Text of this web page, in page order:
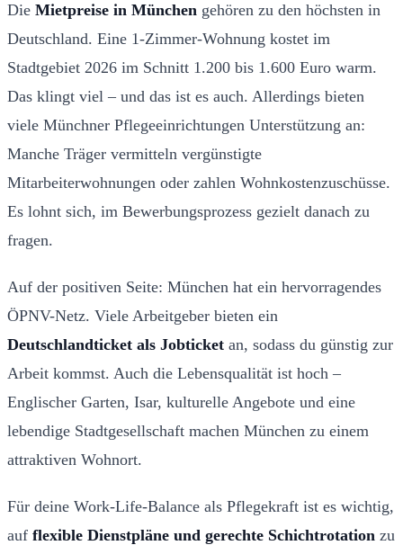
Die Mietpreise in München gehören zu den höchsten in
Deutschland. Eine 1-Zimmer-Wohnung kostet im
Stadtgebiet 2026 im Schnitt 1.200 bis 1.600 Euro warm.
Das klingt viel – und das ist es auch. Allerdings bieten
viele Münchner Pflegeeinrichtungen Unterstützung an:
Manche Träger vermitteln vergünstigte
Mitarbeiterwohnungen oder zahlen Wohnkostenzuschüsse.
Es lohnt sich, im Bewerbungsprozess gezielt danach zu
fragen.
Auf der positiven Seite: München hat ein hervorragendes
ÖPNV-Netz. Viele Arbeitgeber bieten ein
Deutschlandticket als Jobticket an, sodass du günstig zur
Arbeit kommst. Auch die Lebensqualität ist hoch –
Englischer Garten, Isar, kulturelle Angebote und eine
lebendige Stadtgesellschaft machen München zu einem
attraktiven Wohnort.
Für deine Work-Life-Balance als Pflegekraft ist es wichtig,
auf flexible Dienstpläne und gerechte Schichtrotation zu